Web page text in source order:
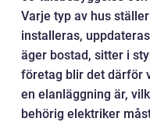
Varje typ av hus
installeras,
äger bostad, sitter i
företag blir det därför
en elanläggning är,
behörig elektriker